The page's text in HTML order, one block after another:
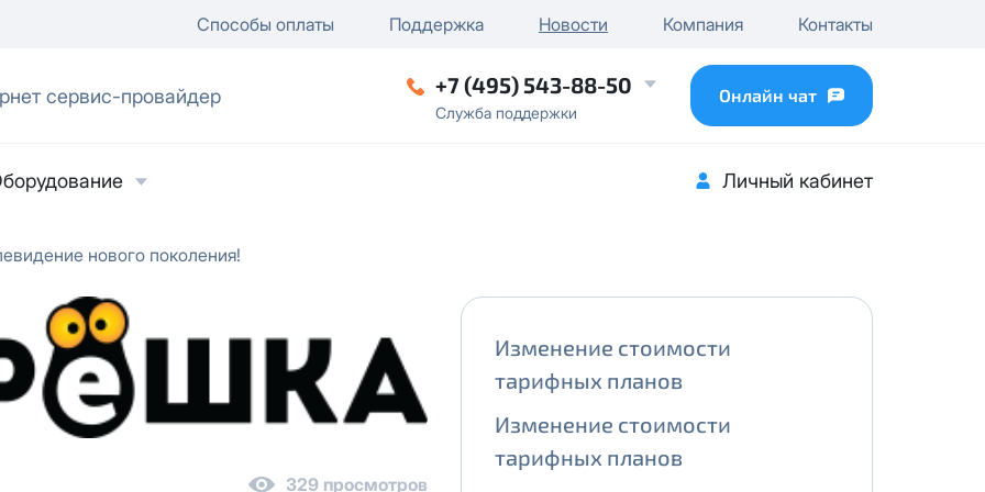
Способы оплаты Поддержка Новости Компания Контакты
сервис-провайдер +7 (495) 543-88-50
Служба поддержки
Онлайн чат
Личный кабинет
нового поколения!
329 просмотров
Изменение стоимости
тарифных планов
Изменение стоимости
тарифных планов
на обработку персональных данныхв
лицо
/ отключение публичного IP
...